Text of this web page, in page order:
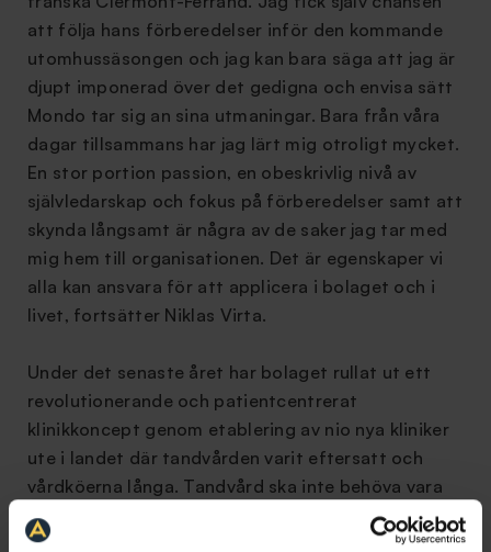
att följa hans förberedelser inför den kommande
utomhussäsongen och jag kan bara säga att jag är
djupt imponerad över det gedigna och envisa sätt
Mondo tar sig an sina utmaningar. Bara från våra
dagar tillsammans har jag lärt mig otroligt mycket.
En stor portion passion, en obeskrivlig nivå av
självledarskap och fokus på förberedelser samt att
skynda långsamt är några av de saker jag tar med
mig hem till organisationen. Det är egenskaper vi
alla kan ansvara för att applicera i bolaget och i
livet, fortsätter Niklas Virta.
Under det senaste året har bolaget rullat ut ett
revolutionerande och patientcentrerat
klinikkoncept genom etablering av nio nya kliniker
ute i landet där tandvården varit eftersatt och
vårdköerna långa. Tandvård ska inte behöva vara
omständligt eller otäckt. Målet är att
tillgängliggöra tandvården och få fler personer att